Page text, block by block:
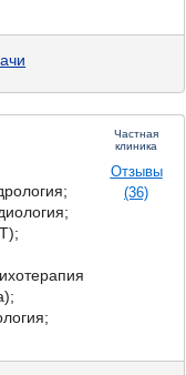
Частная
клиника
Отзывы
(36)